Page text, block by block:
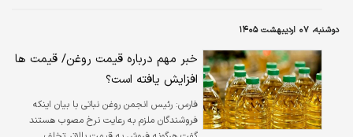
دوشنبه، ۰۷ اردیبهشت ۱۴۰۵
خبر مهم درباره قیمت روغن/ قیمت ها
افزایش یافته است؟
فارس: رئیس انجمن روغن نباتی با بیان اینکه
فروشندگان ملزم به رعایت نرخ مصوب هستند